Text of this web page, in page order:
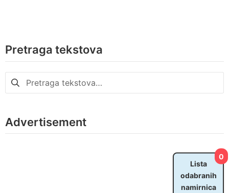
Pretraga tekstova
Pretraga
za:
Advertisement
0
Lista
odabranih
namirnica